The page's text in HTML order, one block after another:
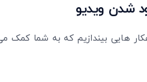
شدن ویدیو
هایی بیندازیم که به شما کمک